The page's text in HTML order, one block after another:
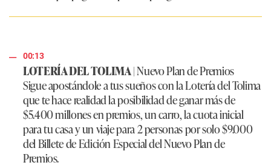
00:13
LOTERÍA DEL TOLIMA|Nuevo Plan de Premios
Sigue apostándole a tus sueños con la Lotería del Tolima
que te hace realidad la posibilidad de ganar más de
$5.400 millones en premios, un carro, la cuota inicial
para tu casa y un viaje para 2 personas por solo $9.000
del Billete de Edición Especial del Nuevo Plan de
Premios.